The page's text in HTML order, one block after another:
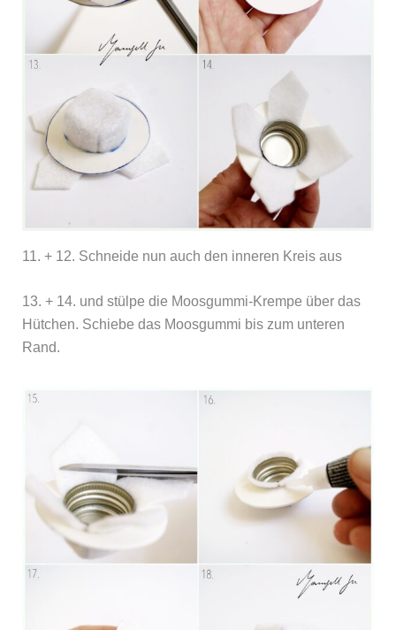
11. + 12. Schneide nun auch den inneren Kreis aus
13. + 14. und stülpe die Moosgummi-Krempe über das
Hütchen. Schiebe das Moosgummi bis zum unteren
Rand.